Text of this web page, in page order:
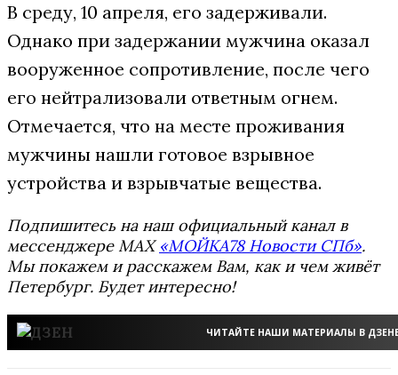
В среду, 10 апреля, его задерживали.
Однако при задержании мужчина оказал
вооруженное сопротивление, после чего
его нейтрализовали ответным огнем.
Отмечается, что на месте проживания
мужчины нашли готовое взрывное
устройства и взрывчатые вещества.
Подпишитесь на наш официальный канал в
мессенджере MAX«МОЙКА78 Новости СПб».
Мы покажем и расскажем Вам, как и чем живёт
Петербург. Будет интересно!
ЧИТАЙТЕ НАШИ МАТЕРИАЛЫ В